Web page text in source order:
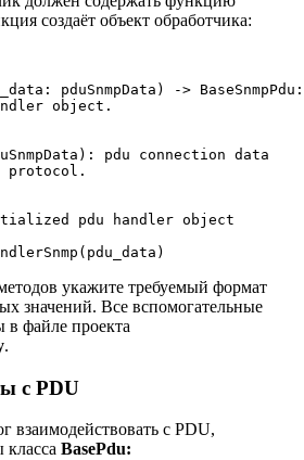
создаёт объект обработчика:
pduSnmpData) -> BaseSnmpPdu:
object.
pdu connection data
protocol.
pdu handler object
укажите требуемый формат
значений. Все вспомогательные
в файле проекта
.
с PDU
взаимодействовать с PDU,
класса BasePdu: